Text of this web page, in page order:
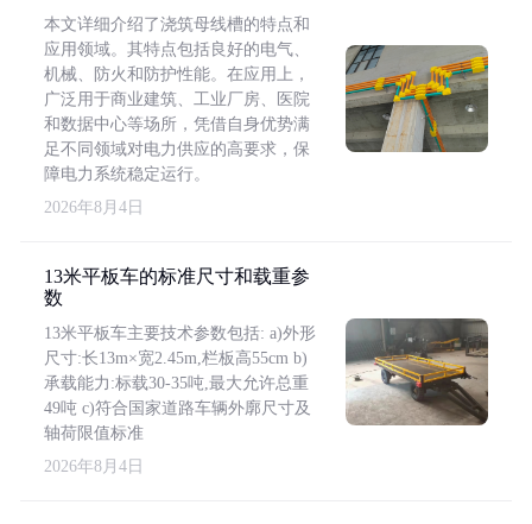
本文详细介绍了浇筑母线槽的特点和
应用领域。其特点包括良好的电气、
机械、防火和防护性能。在应用上，
广泛用于商业建筑、工业厂房、医院
和数据中心等场所，凭借自身优势满
足不同领域对电力供应的高要求，保
障电力系统稳定运行。
2026年8月4日
13米平板车的标准尺寸和载重参
数
13米平板车主要技术参数包括: a)外形
尺寸:长13m×宽2.45m,栏板高55cm b)
承载能力:标载30-35吨,最大允许总重
49吨 c)符合国家道路车辆外廓尺寸及
轴荷限值标准
2026年8月4日